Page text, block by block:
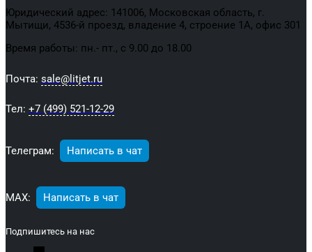
Юридический адрес: 141006, Московская область, г.
Мытищи, 4536-й проезд, владение 4, строение 1А, офис 301
Время работы: пн.- пт., с 9.00 до 18.00
Почта: sale@litjet.ru
Тел: +7 (499) 521-12-29
Телеграм: Написать в чат
МАХ: Написать в чат
Подпишитесь на нас